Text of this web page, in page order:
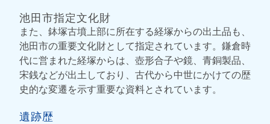
池田市指定文化財
また、鉢塚古墳上部に所在する経塚からの出土品も、
池田市の重要文化財として指定されています。鎌倉時
代に営まれた経塚からは、壺形合子や鏡、青銅製品、
宋銭などが出土しており、古代から中世にかけての歴
史的な変遷を示す重要な資料とされています。
遺跡歴